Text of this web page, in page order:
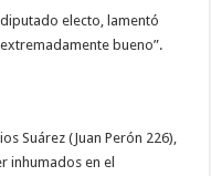
electo, lamentó
bueno”.
Suárez (Juan Perón 226),
inhumados en el